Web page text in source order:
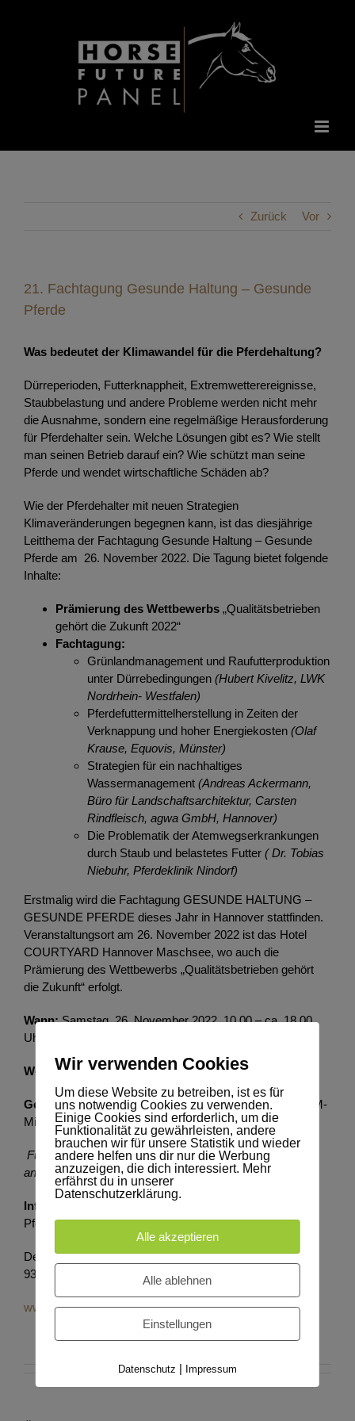
Zurück Vor
21. Fachtagung Gesunde Haltung – Gesunde
Pferde
Was bedeutet der Klimawandel für die Pferdehaltung?
Dürreperioden, Futterknappheit, Extremwetterereignisse,
Staubbelastung und andere Probleme werden nicht mehr
die Ausnahme, sondern eine regelmäßige Herausforderung
für Pferdehalter sein. Welche Lösungen gibt es? Wie stellt
man seinen Betrieb darauf ein? Wie schützt man seine
Pferde und wendet wirtschaftliche Schäden ab?
Wie der Pferdehalter mit neuen Strategien
Klimaveränderungen begegnen kann, ist das diesjährige
Leitthema der Fachtagung Gesunde Haltung – Gesunde
Pferde am 26. November 2022. Die Tagung bietet folgende
Inhalte:
Prämierung des Wettbewerbs „Qualitätsbetrieben
gehört die Zukunft 2022“
Fachtagung:
Grünlandmanagement und Raufutterproduktion
unter Dürrebedingungen (Hubert Kivelitz, LWK
Nordrhein- Westfalen)
Pferdefuttermittelherstellung in Zeiten der
Verknappung und hoher Energiekosten (Olaf
Krause, Equovis, Münster)
Strategien für ein nachhaltiges
Wassermanagement (Andreas Ackermann,
Büro für Landschaftsarchitektur, Carsten
Rindfleisch, agwa GmbH, Hannover)
Die Problematik der Atemwegserkrankungen
durch Staub und belastetes Futter ( Dr. Tobias
Niebuhr, Pferdeklinik Nindorf)
Erstmalig wird die Fachtagung GESUNDE HALTUNG –
GESUNDE PFERDE dieses Jahr in Hannover stattfinden.
Veranstaltungsort am 26. November 2022 ist das Hotel
COURTYARD Hannover Maschsee, wo auch die
Prämierung des Wettbewerbs „Qualitätsbetrieben gehört
die Zukunft“ erfolgt.
Wann:Samstag, 26. November 2022, 10.00 – ca. 18.00
Uhr
Wo: Hotel COURTYARD Hannover Maschsee
Gebühren:95,00 € incl. Tagungsband & Verpflegung / PM-
Mitglieder: 85,50 €
Für Trainerlizenzen werden5 Lerneinheitenin Profil 4
anerkannt.
Info / Anmeldung:
Pferdebetriebe
Deelsener Weg 1, 27283 Verden/Aller, Tel: + 49 (0) 4231
93765 0,
office@schadeundpartner.de
www.schadeundpartner.de/anmeldung/
Wir verwenden Cookies
Um diese Website zu betreiben, ist es für
uns notwendig Cookies zu verwenden.
Einige Cookies sind erforderlich, um die
Funktionalität zu gewährleisten, andere
brauchen wir für unsere Statistik und wieder
andere helfen uns dir nur die Werbung
anzuzeigen, die dich interessiert. Mehr
erfährst du in unserer
Datenschutzerklärung.
Alle akzeptieren
Alle ablehnen
Einstellungen
Datenschutz | Impressum